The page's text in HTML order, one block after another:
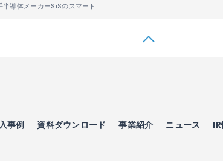
台湾の大手半導体メーカーSiSのスマートテレビ向けプラットフォームに、ACCESSのDLNAソリューション「NetFront
事例 資料ダウンロード 事業紹介 ニュース